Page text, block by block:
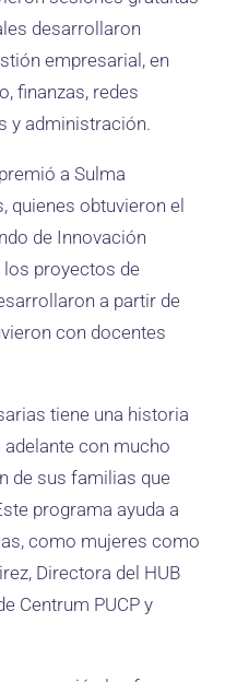
desarrollaron
empresarial, en
finanzas, redes
y administración.
a Sulma
quienes obtuvieron el
de Innovación
los proyectos de
a partir de
con docentes
tiene una historia
con mucho
de sus familias que
programa ayuda a
como mujeres como
Directora del HUB
Centrum PUCP y